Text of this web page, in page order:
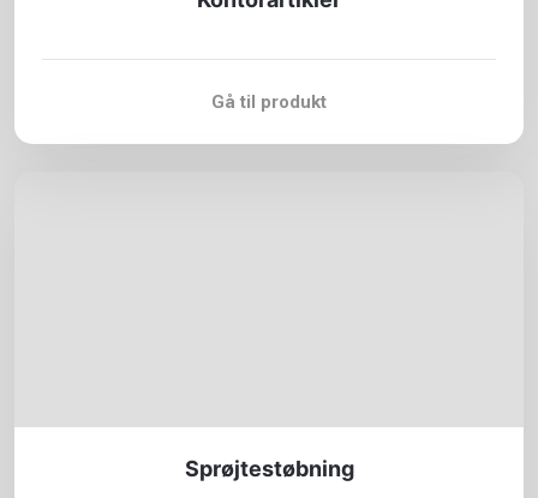
Gå til produkt
Sprøjtestøbning